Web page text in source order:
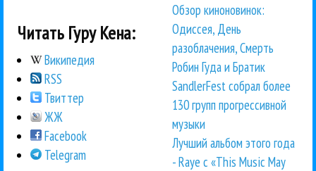
Читать Гуру Кена:
Википедия
RSS
Твиттер
ЖЖ
Facebook
Telegram
Обзор киноновинок:
Одиссея, День
разоблачения, Смерть
Робин Гуда и Братик
SandlerFest собрал более
130 групп прогрессивной
музыки
Лучший альбом этого года
- Raye с «This Music May